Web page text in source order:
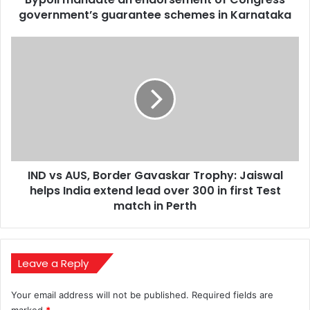
Karnataka
government’s guarantee schemes in Karnataka
India
extend
in
Test
match
in
Perth
IND vs AUS, Border Gavaskar Trophy: Jaiswal
helps India extend lead over 300 in first Test
match in Perth
Leave a Reply
Your email address will not be published. Required fields are